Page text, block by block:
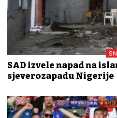
SAD izvele napad na
sjeverozapadu Nigerije